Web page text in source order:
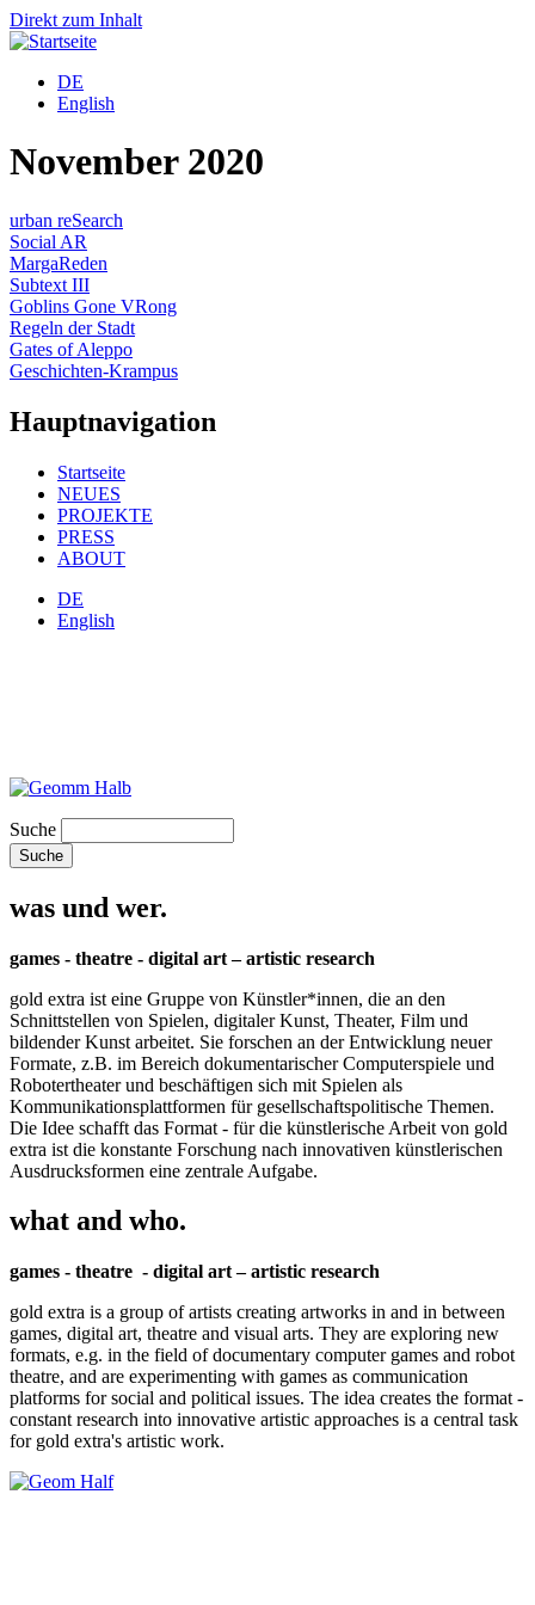
Direkt zum Inhalt
DE
English
November 2020
urban reSearch
Social AR
MargaReden
Subtext III
Goblins Gone VRong
Regeln der Stadt
Gates of Aleppo
Geschichten-Krampus
Hauptnavigation
Startseite
NEUES
PROJEKTE
PRESS
ABOUT
DE
English
Suche
was und wer.
games - theatre - digital art – artistic research
gold extra ist eine Gruppe von Künstler*innen, die an den
Schnittstellen von Spielen, digitaler Kunst, Theater, Film und
bildender Kunst arbeitet. Sie forschen an der Entwicklung neuer
Formate, z.B. im Bereich dokumentarischer Computerspiele und
Robotertheater und beschäftigen sich mit Spielen als
Kommunikationsplattformen für gesellschaftspolitische Themen.
Die Idee schafft das Format - für die künstlerische Arbeit von gold
extra ist die konstante Forschung nach innovativen künstlerischen
Ausdrucksformen eine zentrale Aufgabe.
what and who.
games - theatre - digital art – artistic research
gold extra is a group of artists creating artworks in and in between
games, digital art, theatre and visual arts. They are exploring new
formats, e.g. in the field of documentary computer games and robot
theatre, and are experimenting with games as communication
platforms for social and political issues. The idea creates the format -
constant research into innovative artistic approaches is a central task
for gold extra's artistic work.